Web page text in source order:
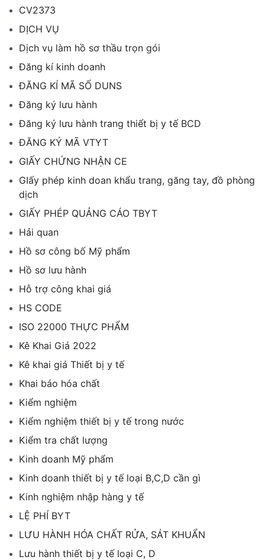
CV2373
DỊCH VỤ
Dịch vụ làm hồ sơ thầu trọn gói
Đăng kí kinh doanh
ĐĂNG KÍ MÃ SỐ DUNS
Đăng ký lưu hành
Đăng ký lưu hành trang thiết bị y tế BCD
ĐĂNG KÝ MÃ VTYT
GIẤY CHỨNG NHẬN CE
GIấy phép kinh doan khẩu trang, găng tay, đồ phòng
dịch
GIẤY PHÉP QUẢNG CÁO TBYT
Hải quan
Hồ sơ công bố Mỹ phẩm
Hồ sơ lưu hành
Hỗ trợ công khai giá
HS CODE
ISO 22000 THỰC PHẨM
Kê Khai Giá 2022
Kê khai giá Thiết bị y tế
Khai báo hóa chất
Kiểm nghiệm
Kiểm nghiệm thiết bị y tế trong nước
Kiểm tra chất lượng
Kinh doanh Mỹ phẩm
Kinh doanh thiết bị y tế loại B,C,D cần gì
Kinh nghiệm nhập hàng y tế
LỆ PHÍ BYT
LƯU HÀNH HÓA CHẤT RỬA, SÁT KHUẨN
Lưu hành thiết bị y tế loại C, D